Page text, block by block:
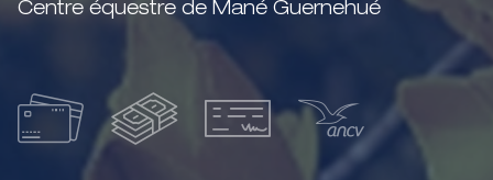
Centre équestre de Mané Guernehué